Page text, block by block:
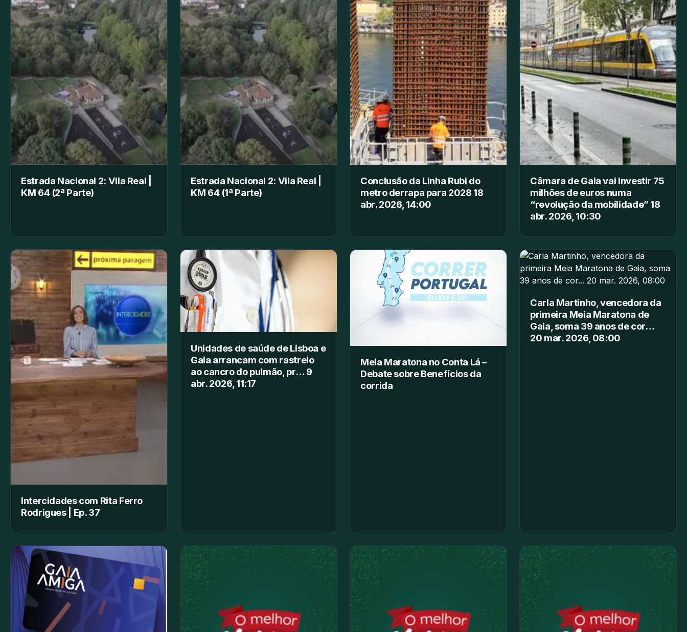
Estrada Nacional 2: Vila Real |
KM 64 (2ª Parte)
Estrada Nacional 2: Vila Real |
KM 64 (1ª Parte)
Conclusão da Linha Rubi do
metro derrapa para 2028 18
abr. 2026, 14:00
Câmara de Gaia vai investir 75
milhões de euros numa
“revolução da mobilidade” 18
abr. 2026, 10:30
Intercidades com Rita Ferro
Rodrigues | Ep. 37
Unidades de saúde de Lisboa e
Gaia arrancam com rastreio
ao cancro do pulmão, pr… 9
abr. 2026, 11:17
Meia Maratona no Conta Lá –
Debate sobre Benefícios da
corrida
Carla Martinho, vencedora da
primeira Meia Maratona de
Gaia, soma 39 anos de cor…
20 mar. 2026, 08:00